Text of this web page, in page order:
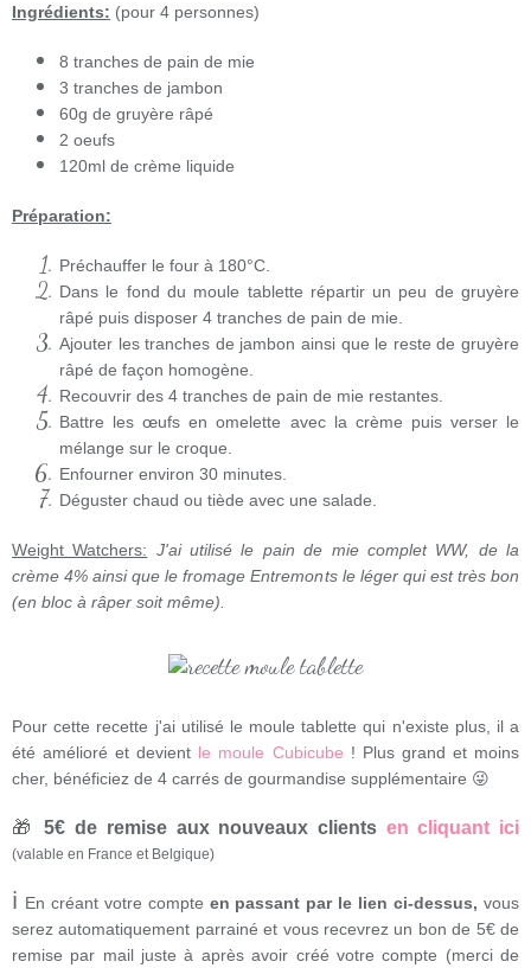
Ingrédients: (pour 4 personnes)
8 tranches de pain de mie
3 tranches de jambon
60g de gruyère râpé
2 oeufs
120ml de crème liquide
Préparation:
Préchauffer le four à 180°C.
Dans le fond du moule tablette répartir un peu de gruyère
râpé puis disposer 4 tranches de pain de mie.
Ajouter les tranches de jambon ainsi que le reste de gruyère
râpé de façon homogène.
Recouvrir des 4 tranches de pain de mie restantes.
Battre les œufs en omelette avec la crème puis verser le
mélange sur le croque.
Enfourner environ 30 minutes.
Déguster chaud ou tiède avec une salade.
Weight Watchers: J'ai utilisé le pain de mie complet WW, de la
crème 4% ainsi que le fromage Entremonts le léger qui est très bon
(en bloc à râper soit même).
Pour cette recette j'ai utilisé le moule tablette qui n'existe plus, il a
été amélioré et devient le moule Cubicube ! Plus grand et moins
cher, bénéficiez de 4 carrés de gourmandise supplémentaire 😜
🎁 5€ de remise aux nouveaux clients en cliquant ici
(valable en France et Belgique)
ℹ En créant votre compte en passant par le lien ci-dessus, vous
serez automatiquement parrainé et vous recevrez un bon de 5€ de
remise par mail juste à après avoir créé votre compte (merci de